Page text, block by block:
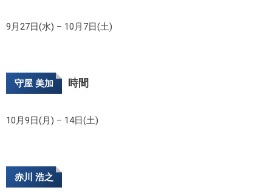
9月27日(水) – 10月7日(土)
守屋 美加 時間
10月9日(月) – 14日(土)
赤川 浩之